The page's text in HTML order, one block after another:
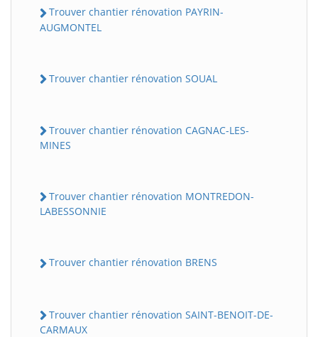
Trouver chantier rénovation PAYRIN-
AUGMONTEL
Trouver chantier rénovation SOUAL
Trouver chantier rénovation CAGNAC-LES-
MINES
Trouver chantier rénovation MONTREDON-
LABESSONNIE
Trouver chantier rénovation BRENS
Trouver chantier rénovation SAINT-BENOIT-DE-
CARMAUX